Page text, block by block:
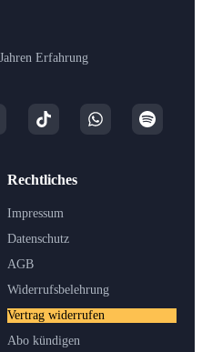
Erfahrung
Rechtliches
Impressum
Datenschutz
AGB
Widerrufsbelehrung
Vertrag widerrufen
Abo kündigen